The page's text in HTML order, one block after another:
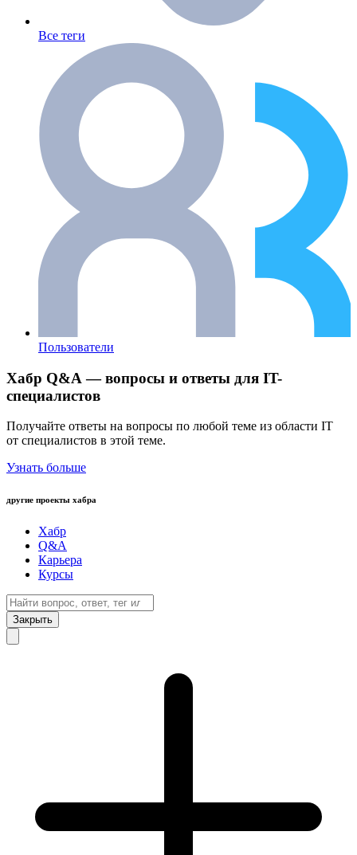
Все теги
Пользователи
Хабр Q&A — вопросы и ответы для IT-
специалистов
Получайте ответы на вопросы по любой теме из области IT
от специалистов в этой теме.
Узнать больше
другие проекты хабра
Хабр
Q&A
Карьера
Курсы
Закрыть